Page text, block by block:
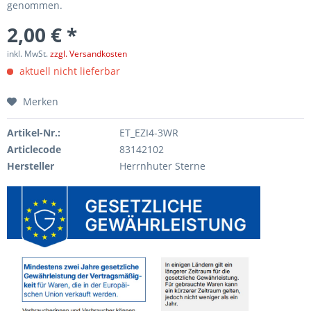
genommen.
2,00 € *
inkl. MwSt.zzgl. Versandkosten
aktuell nicht lieferbar
Merken
Artikel-Nr.:
ET_EZI4-3WR
Articlecode
83142102
Hersteller
Herrnhuter Sterne